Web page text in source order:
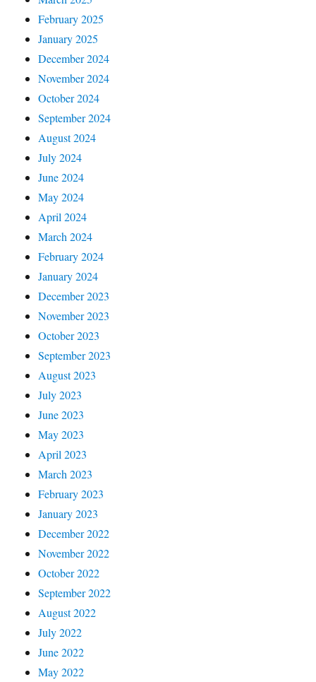
February 2025
January 2025
December 2024
November 2024
October 2024
September 2024
August 2024
July 2024
June 2024
May 2024
April 2024
March 2024
February 2024
January 2024
December 2023
November 2023
October 2023
September 2023
August 2023
July 2023
June 2023
May 2023
April 2023
March 2023
February 2023
January 2023
December 2022
November 2022
October 2022
September 2022
August 2022
July 2022
June 2022
May 2022